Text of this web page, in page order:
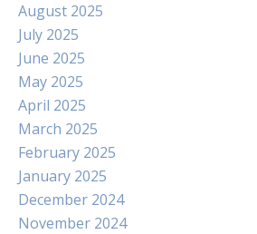
August 2025
July 2025
June 2025
May 2025
April 2025
March 2025
February 2025
January 2025
December 2024
November 2024